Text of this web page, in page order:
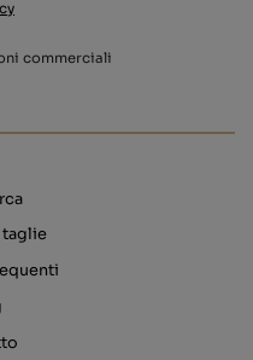
commerciali
taglie